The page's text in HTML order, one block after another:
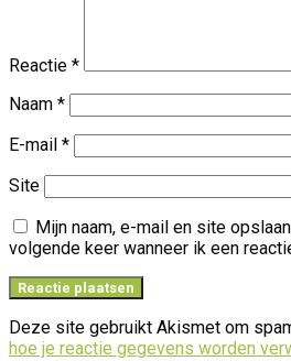
Reactie *
Naam *
E-mail *
Site
Mijn naam, e-mail en site
volgende keer wanneer ik een
Deze site gebruikt Akismet om
hoe je reactie gegevens worden